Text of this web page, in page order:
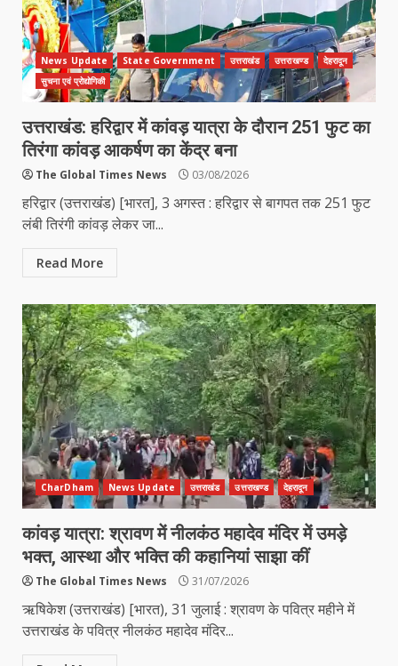
News Update State Government उत्तराखंड उत्तराखण्ड
देहरादून
सुचना एवं प्रोद्योगिकी
उत्तराखंड: हरिद्वार में कांवड़ यात्रा के दौरान 251 फुट का
तिरंगा कांवड़ आकर्षण का केंद्र बना
The Global Times News 03/08/2026
हरिद्वार (उत्तराखंड) [भारत], 3 अगस्त : हरिद्वार से बागपत तक 251 फुट
लंबी तिरंगी कांवड़ लेकर जा...
Read More
CharDham News Update उत्तराखंड उत्तराखण्ड देहरादून
कांवड़ यात्रा: श्रावण में नीलकंठ महादेव मंदिर में उमड़े
भक्त, आस्था और भक्ति की कहानियां साझा कीं
The Global Times News 31/07/2026
ऋषिकेश (उत्तराखंड) [भारत), 31 जुलाई : श्रावण के पवित्र महीने में
उत्तराखंड के पवित्र नीलकंठ महादेव मंदिर...